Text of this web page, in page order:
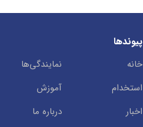
پیوندها
خانه
نمایندگی‌ها
استخدام
آموزش
اخبار
درباره ما